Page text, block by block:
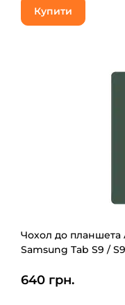
Купити
Чохол до планшета
Samsung Tab S9 /
640 грн.